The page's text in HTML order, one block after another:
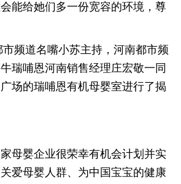
能给她们多一份宽容的环境，尊
频道名嘴小苏主持，河南都市频
瑞哺恩河南销售经理庄宏敬一同
场的瑞哺恩有机母婴室进行了揭
母婴企业很荣幸有机会计划并实
爱母婴人群、为中国宝宝的健康